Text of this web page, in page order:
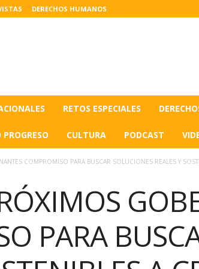
DERECHOS HUMANOS
RETOS ESPECIALES
PROGRESO CULTURA PODCAST
COMPROMISO PARA BUSCAR SOLUCIONES REALES Y
PARA